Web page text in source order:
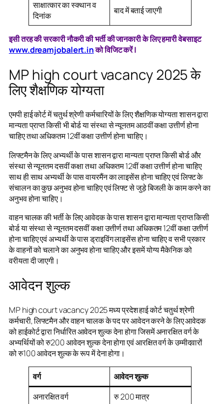
साक्षात्कार का स्क्थान व
दिनांक
बाद में बताई जाएगी
इसी तरह की सरकारी नौकरी की भर्ती की जानकारी के लिए हमारी वेबसाइट
www.dreamjobalert.inको विजिट करें |
MP high court vacancy 2025 के
लिए शैक्षणिक योग्यता
एमपी हाई कोर्ट में चतुर्थ श्रेणी कर्मचारियों के लिए शैक्षणिक योग्यता शासन द्वारा
मान्यता प्राप्त किसी भी बोर्ड या संस्था से न्यूनतम आठवीं कक्षा उत्तीर्ण होना
चाहिए तथा अधिकतम 12वीं कक्षा उत्तीर्ण होना चाहिए।
लिफ्टमैन के लिए अभ्यर्थी के पास शासन द्वारा मान्यता प्राप्त किसी बोर्ड और
संस्था से न्यूनतम दसवीं कक्षा तथा अधिकतम 12वीं कक्षा उत्तीर्ण होना चाहिए
साथ ही साथ अभ्यर्थी के पास वायरमैंन का लाइसेंस होना चाहिए एवं लिफ्ट के
संचालन का कुछ अनुभव होना चाहिए एवं लिफ्ट से जुड़े बिजली के काम करने का
अनुभव होना चाहिए।
वाहन चालक की भर्ती के लिए आवेदक के पास शासन द्वारा मान्यता प्राप्त किसी
बोर्ड या संस्था से न्यूनतम दसवीं कक्षा उत्तीर्ण तथा अधिकतम 12वीं कक्षा उत्तीर्ण
होना चाहिए एवं अभ्यर्थी के पास ड्राइविंग लाइसेंस होना चाहिए व सभी प्रकार
के वाहनों को चलाने का अनुभव होना चाहिए और इसमें योग्य मैकेनिक को
वरीयता दी जाएगी।
आवेदन शुल्क
MP high court vacancy 2025 मध्य प्रदेश हाई कोर्ट चतुर्थ श्रेणी
कर्मचारी, लिफ्टमैन और वाहन चालक के पद पर आवेदन करने के लिए आवेदक
को हाईकोर्ट द्वारा निर्धारित आवेदन शुल्क देना होगा जिसमें अनारक्षित वर्ग के
अभ्यर्थियों को रु200 आवेदन शुल्क देना होगा एवं आरक्षित वर्ग के उम्मीदवारों
को रु100 आवेदन शुल्क के रूप में देना होगा।
वर्ग
आवेदन शुल्क
अनारक्षित वर्ग
रु 200 मात्र